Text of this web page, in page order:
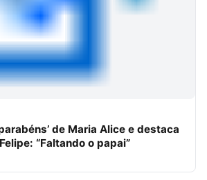
de Maria Alice e destaca
“Faltando o papai”